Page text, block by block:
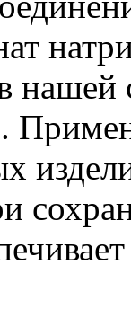
нашей